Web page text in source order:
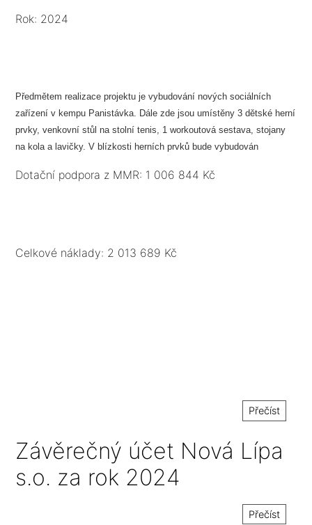
Rok: 2024
Předmětem realizace projektu je vybudování nových sociálních
zařízení v kempu Panistávka. Dále zde jsou umístěny 3 dětské herní
prvky, venkovní stůl na stolní tenis, 1 workoutová sestava, stojany
na kola a lavičky. V blízkosti herních prvků bude vybudován
umístěny 2 informační mapové panely. Vznikne 1 stezka s QR kody.
Dotační podpora z MMR: 1 006 844 Kč
Celkové náklady: 2 013 689 Kč
Přečíst
Závěrečný účet Nová Lípa
s.o. za rok 2024
Přečíst